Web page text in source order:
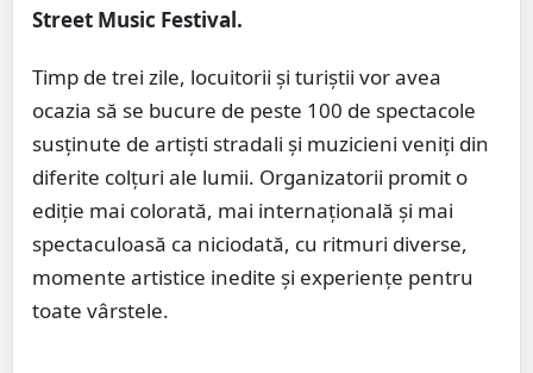
Street Music Festival.
Timp de trei zile, locuitorii și turiștii vor avea
ocazia să se bucure de peste 100 de spectacole
susținute de artiști stradali și muzicieni veniți din
diferite colțuri ale lumii. Organizatorii promit o
ediție mai colorată, mai internațională și mai
spectaculoasă ca niciodată, cu ritmuri diverse,
momente artistice inedite și experiențe pentru
toate vârstele.